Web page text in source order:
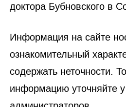
доктора Бубновского в
Информация на сайте
ознакомительный
содержать неточности.
информацию уточняйте у